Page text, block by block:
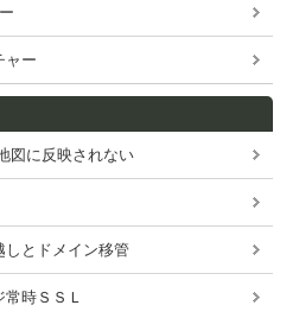
ャー
図に反映されない
しとドメイン移管
時ＳＳＬ